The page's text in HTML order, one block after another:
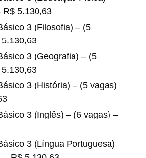
R$ 5.130,63
3 (Filosofia) – (5
3 (Geografia) – (5
3 (História) – (5 vagas)
3 (Inglês) – (6 vagas) –
3 (Língua Portuguesa)